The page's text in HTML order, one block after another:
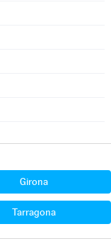
Girona
Tarragona